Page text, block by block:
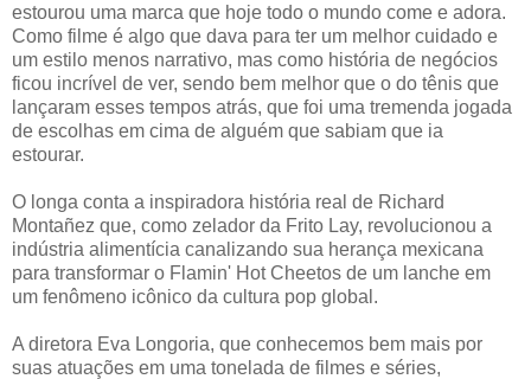
estourou uma marca que hoje todo o mundo come e adora.
Como filme é algo que dava para ter um melhor cuidado e
um estilo menos narrativo, mas como história de negócios
ficou incrível de ver, sendo bem melhor que o do tênis que
lançaram esses tempos atrás, que foi uma tremenda jogada
de escolhas em cima de alguém que sabiam que ia
estourar.
O longa conta a inspiradora história real de Richard
Montañez que, como zelador da Frito Lay, revolucionou a
indústria alimentícia canalizando sua herança mexicana
para transformar o Flamin' Hot Cheetos de um lanche em
um fenômeno icônico da cultura pop global.
A diretora Eva Longoria, que conhecemos bem mais por
suas atuações em uma tonelada de filmes e séries,